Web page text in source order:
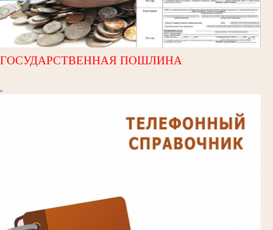
ГОСУДАРСТВЕННАЯ ПОШЛИНА